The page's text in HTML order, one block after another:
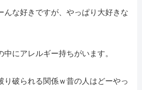
んな好きですが、やっぱり大好きな
中にアレルギー持ちがいます。
り破られる関係ｗ昔の人はどーやっ